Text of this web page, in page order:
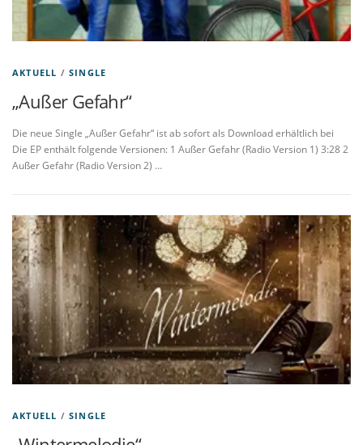
AKTUELL /SINGLE
„Außer Gefahr“
Die neue Single „Außer Gefahr“ ist ab sofort als Download erhältlich bei
Die EP enthält folgende Versionen: 1 Außer Gefahr (Radio Version 1) 3:28 2
Außer Gefahr (Radio Version 2) …
AKTUELL /SINGLE